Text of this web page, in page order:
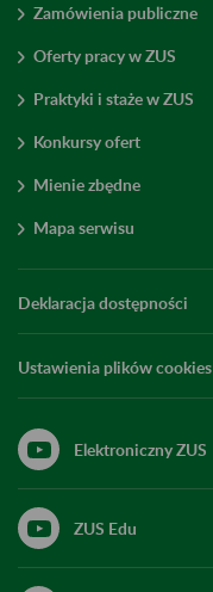
Zamówienia publiczne
Oferty pracy w ZUS
Praktyki i staże w ZUS
Konkursy ofert
Mienie zbędne
Mapa serwisu
Deklaracja dostępności
Ustawienia plików cookies
Elektroniczny ZUS
ZUS Edu